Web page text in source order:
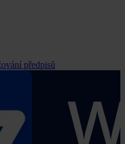
předpisů